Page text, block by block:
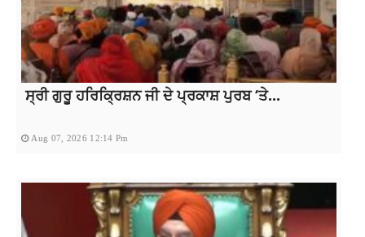
ਸ੍ਰੀ ਗੁਰੂ ਹਰਿਕ੍ਰਿਸ਼ਨ ਜੀ ਦੇ ਪ੍ਰਕਾਸ਼ ਪੁਰਬ ‘ਤੇ...
Aug 07, 2026 12:14 Pm